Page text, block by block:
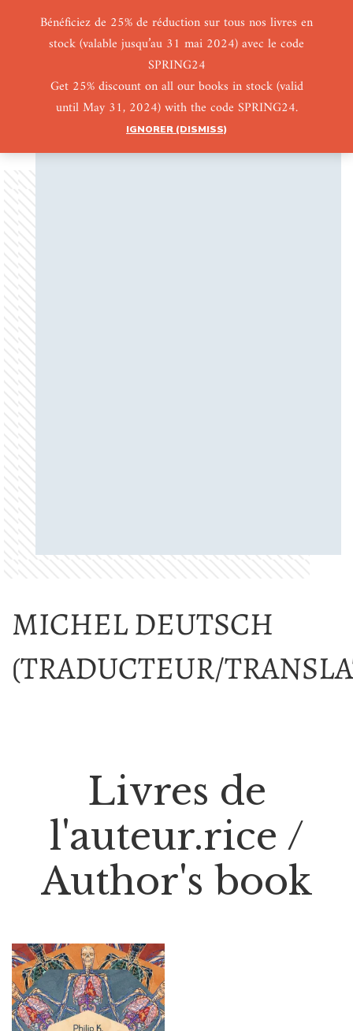
Bénéficiez de 25% de réduction sur tous nos livres en
stock (valable jusqu’au 31 mai 2024) avec le code
SPRING24
Get 25% discount on all our books in stock (valid
until May 31, 2024) with the code SPRING24.
IGNORER (DISMISS)
0 0
MICHEL DEUTSCH
(TRADUCTEUR/
Livres de
l'auteur.rice /
Author's book